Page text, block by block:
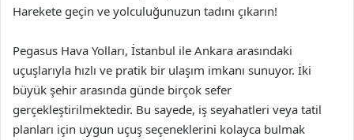
Harekete geçin ve yolculuğunuzun tadını çıkarın!
Pegasus Hava Yolları, İstanbul ile Ankara arasındaki
uçuşlarıyla hızlı ve pratik bir ulaşım imkanı sunuyor. İki
büyük şehir arasında günde birçok sefer
gerçekleştirilmektedir. Bu sayede, iş seyahatleri veya tatil
planları için uygun uçuş seçeneklerini kolayca bulmak